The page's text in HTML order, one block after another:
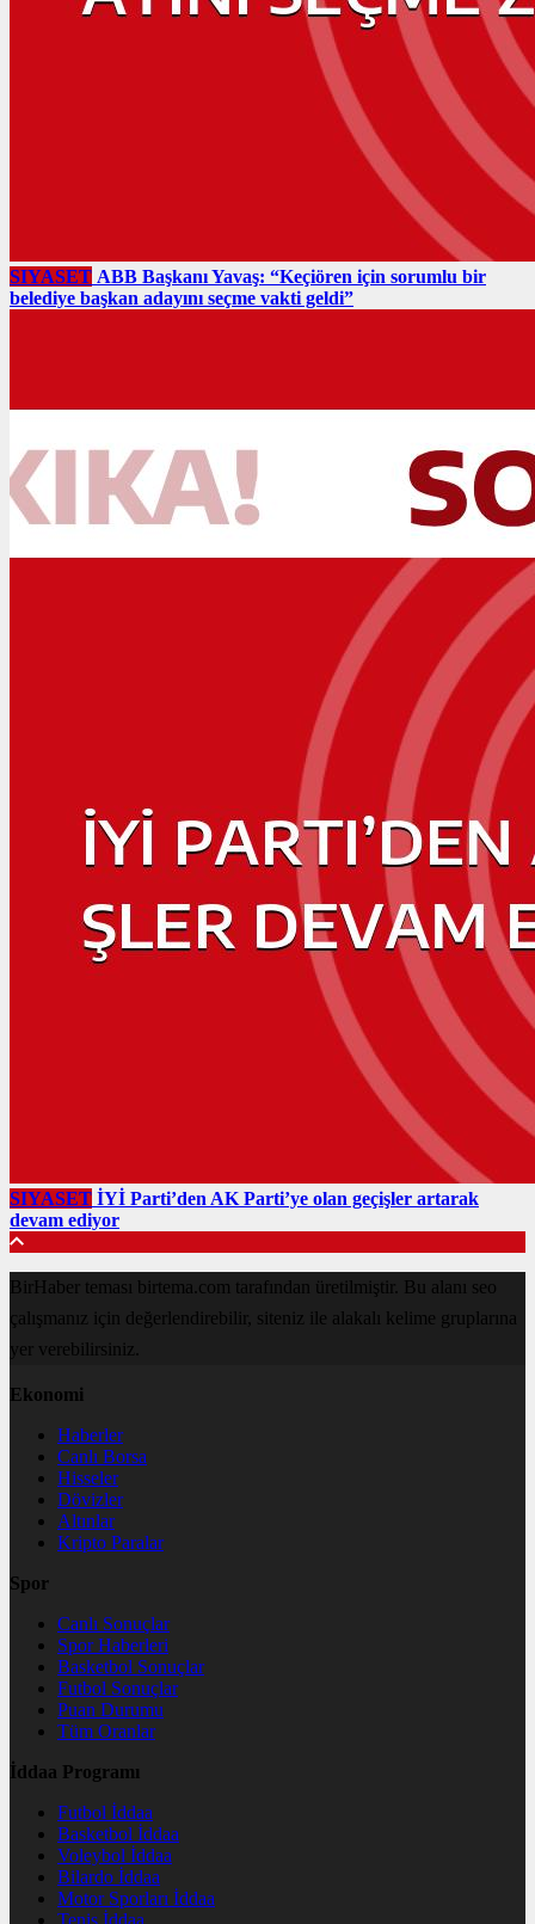
SIYASET ABB Başkanı Yavaş: “Keçiören için sorumlu bir
belediye başkan adayını seçme vakti geldi”
SIYASET İYİ Parti’den AK Parti’ye olan geçişler artarak
devam ediyor
BirHaber teması birtema.com tarafından üretilmiştir. Bu alanı seo
çalışmanız için değerlendirebilir, siteniz ile alakalı kelime gruplarına
yer verebilirsiniz.
Ekonomi
Haberler
Canlı Borsa
Hisseler
Dövizler
Altınlar
Kripto Paralar
Spor
Canlı Sonuçlar
Spor Haberleri
Basketbol Sonuçlar
Futbol Sonuçlar
Puan Durumu
Tüm Oranlar
İddaa Programı
Futbol İddaa
Basketbol İddaa
Voleybol İddaa
Bilardo İddaa
Motor Sporları İddaa
Tenis İddaa